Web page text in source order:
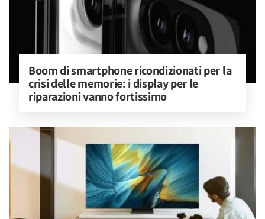
Boom di smartphone ricondizionati per la
crisi delle memorie: i display per le
riparazioni vanno fortissimo